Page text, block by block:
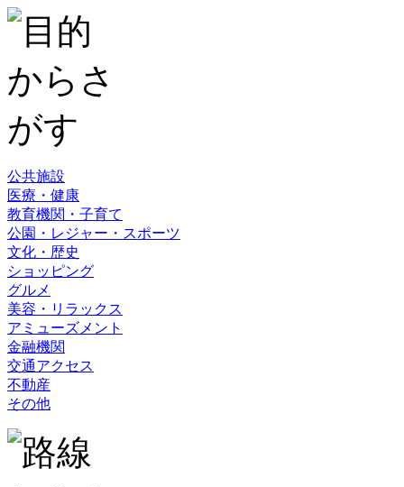
公共施設
医療・健康
教育機関・子育て
公園・レジャー・スポーツ
文化・歴史
ショッピング
グルメ
美容・リラックス
アミューズメント
金融機関
交通アクセス
不動産
その他